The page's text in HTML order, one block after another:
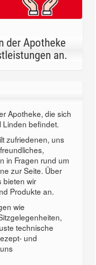
der Apotheke
an.
Apotheke, die sich
Linden befindet.
zufriedenen, uns
in Fragen rund um
zur Seite. Über
bieten wir
Produkte an.
wie
technische
und